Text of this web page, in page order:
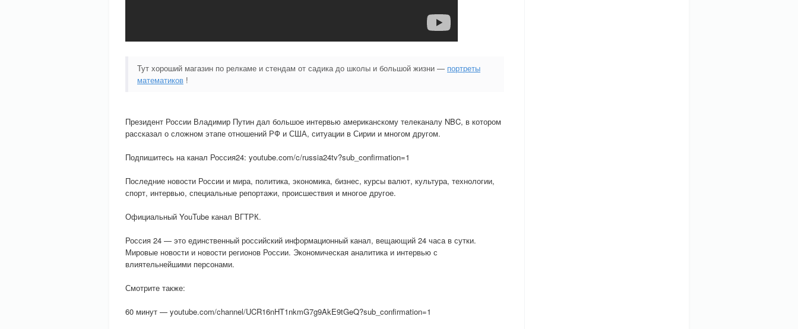
Тут хороший магазин по релкаме и стендам от садика до школы и большой жизни — портреты
математиков !
Президент России Владимир Путин дал большое интервью американскому телеканалу NBC, в котором
рассказал о сложном этапе отношений РФ и США, ситуации в Сирии и многом другом.
Подпишитесь на канал Россия24: youtube.com/c/russia24tv?sub_confirmation=1
Последние новости России и мира, политика, экономика, бизнес, курсы валют, культура, технологии,
спорт, интервью, специальные репортажи, происшествия и многое другое.
Официальный YouTube канал ВГТРК.
Россия 24 — это единственный российский информационный канал, вещающий 24 часа в сутки.
Мировые новости и новости регионов России. Экономическая аналитика и интервью с
влиятельнейшими персонами.
Смотрите также:
60 минут — youtube.com/channel/UCR16nHT1nkmG7g9AkE9tGeQ?sub_confirmation=1